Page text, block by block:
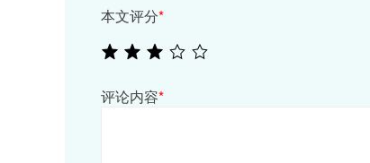
本文评分*
评论内容*